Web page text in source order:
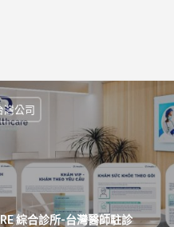
綜合診所-台灣醫師駐診
灣公司